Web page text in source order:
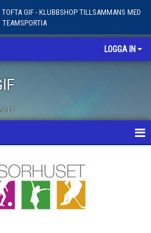
GIF - KLUBBSHOP TILLSAMMANS MED
TEAMSPORTIA
LOGGA IN
17